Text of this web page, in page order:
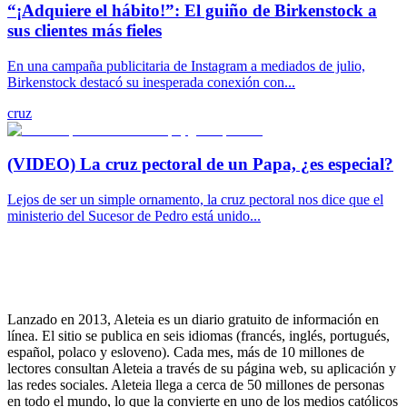
“¡Adquiere el hábito!”: El guiño de Birkenstock a
sus clientes más fieles
En una campaña publicitaria de Instagram a mediados de julio,
Birkenstock destacó su inesperada conexión con...
cruz
(VIDEO) La cruz pectoral de un Papa, ¿es especial?
Lejos de ser un simple ornamento, la cruz pectoral nos dice que el
ministerio del Sucesor de Pedro está unido...
Lanzado en 2013, Aleteia es un diario gratuito de información en
línea. El sitio se publica en seis idiomas (francés, inglés, portugués,
español, polaco y esloveno). Cada mes, más de 10 millones de
lectores consultan Aleteia a través de su página web, su aplicación y
las redes sociales. Aleteia llega a cerca de 50 millones de personas
en todo el mundo, lo que la convierte en uno de los medios católicos